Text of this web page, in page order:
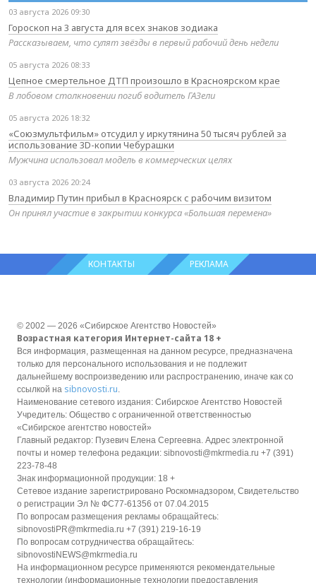
03 августа 2026 09:30
Гороскоп на 3 августа для всех знаков зодиака
Рассказываем, что сулят звёзды в первый рабочий день недели
05 августа 2026 08:33
Цепное смертельное ДТП произошло в Красноярском крае
В лобовом столкновении погиб водитель ГАЗели
05 августа 2026 18:32
«Союзмультфильм» отсудил у иркутянина 50 тысяч рублей за
использование 3D-копии Чебурашки
Мужчина использовал модель в коммерческих целях
03 августа 2026 20:24
Владимир Путин прибыл в Красноярск с рабочим визитом
Он принял участие в закрытии конкурса «Большая перемена»
КОНТАКТЫ РЕКЛАМА
© 2002 — 2026 «Сибирское Агентство Новостей»
Возрастная категория Интернет-сайта 18 +
Вся информация, размещенная на данном ресурсе, предназначена
только для персонального использования и не подлежит
дальнейшему воспроизведению или распространению, иначе как со
ссылкой на sibnovosti.ru.
Наименование сетевого издания: Сибирское Агентство Новостей
Учредитель: Общество с ограниченной ответственностью
«Сибирское агентство новостей»
Главный редактор: Пузевич Елена Сергеевна. Адрес электронной
почты и номер телефона редакции: sibnovosti@mkrmedia.ru +7 (391)
223-78-48
Знак информационной продукции: 18 +
Сетевое издание зарегистрировано Роскомнадзором, Свидетельство
о регистрации Эл № ФС77-61356 от 07.04.2015
По вопросам размещения рекламы обращайтесь:
sibnovostiPR@mkrmedia.ru +7 (391) 219-16-19
По вопросам сотрудничества обращайтесь:
sibnovostiNEWS@mkrmedia.ru
На информационном ресурсе применяются рекомендательные
технологии (информационные технологии предоставления